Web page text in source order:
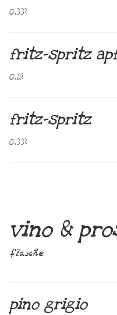
0,33l
fritz-spritz
0,2l
fritz-spritz
0,33l
vino &
flasche
pino grigio